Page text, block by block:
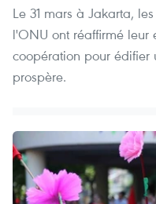
Le 31 mars à Jakarta,
l'ONU ont réaffirmé leur
coopération pour édifier
prospère.